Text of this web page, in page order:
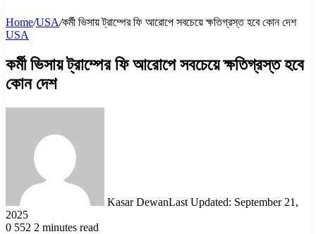
Home/USA/কর্মী ভিসায় ট্রাম্পের ফি আরোপে সবচেয়ে ক্ষতিগ্রস্ত হবে কোন দেশ
USA
কর্মী ভিসায় ট্রাম্পের ফি আরোপে সবচেয়ে ক্ষতিগ্রস্ত হবে
কোন দেশ
Kasar DewanLast Updated: September 21,
2025
0 552 2 minutes read